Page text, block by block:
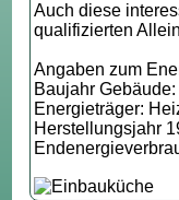
Auch diese
qualifizierten
Angaben zum
Baujahr
Energieträger:
Herstellungsjahr